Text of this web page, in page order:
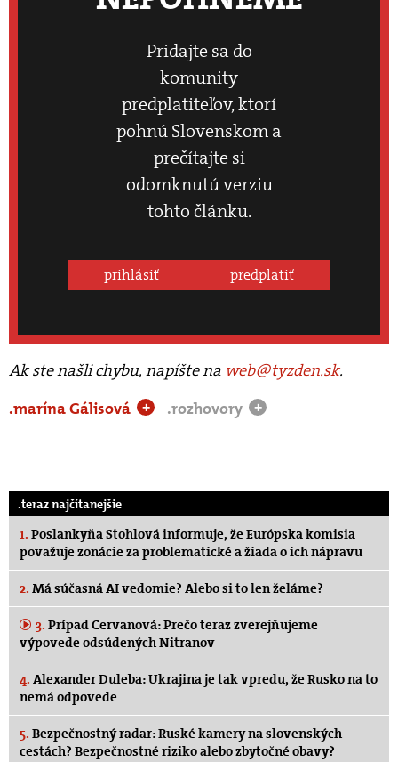
Pridajte sa do
komunity
predplatiteľov, ktorí
pohnú Slovenskom a
prečítajte si
odomknutú verziu
tohto článku.
prihlásiť predplatiť
Ak ste našli chybu, napíšte na web@tyzden.sk.
.marína Gálisová
+ .rozhovory +
.teraz najčítanejšie
1. Poslankyňa Stohlová informuje, že Európska komisia
považuje zonácie za problematické a žiada o ich nápravu
2. Má súčasná AI vedomie? Alebo si to len želáme?
3. Prípad Cervanová: Prečo teraz zverejňujeme
výpovede odsúdených Nitranov
4. Alexander Duleba: Ukrajina je tak vpredu, že Rusko na to
nemá odpovede
5. Bezpečnostný radar: Ruské kamery na slovenských
cestách? Bezpečnostné riziko alebo zbytočné obavy?